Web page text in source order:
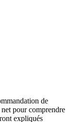
de
pour comprendre
expliqués